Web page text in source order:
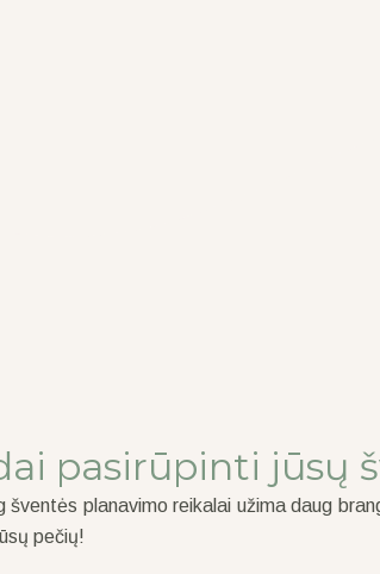
pasirūpinti jūsų
planavimo reikalai užima daug
pečių!